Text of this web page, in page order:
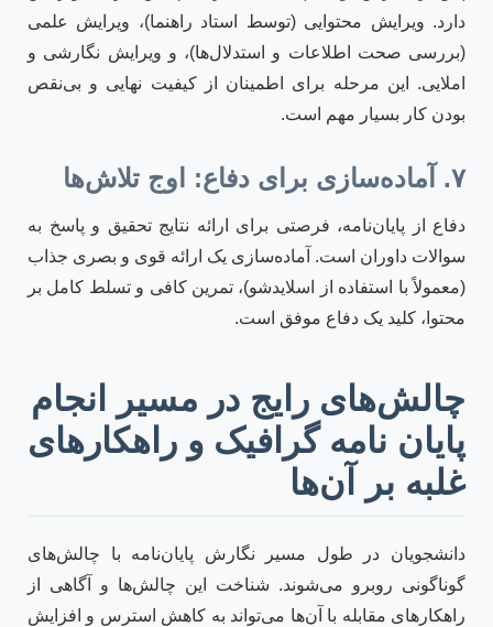
دارد. ویرایش محتوایی (توسط استاد راهنما)، ویرایش علمی
(بررسی صحت اطلاعات و استدلال‌ها)، و ویرایش نگارشی و
املایی. این مرحله برای اطمینان از کیفیت نهایی و بی‌نقص
بودن کار بسیار مهم است.
۷. آماده‌سازی برای دفاع: اوج تلاش‌ها
دفاع از پایان‌نامه، فرصتی برای ارائه نتایج تحقیق و پاسخ به
سوالات داوران است. آماده‌سازی یک ارائه قوی و بصری جذاب
(معمولاً با استفاده از اسلایدشو)، تمرین کافی و تسلط کامل بر
محتوا، کلید یک دفاع موفق است.
چالش‌های رایج در مسیر انجام
پایان نامه گرافیک و راهکارهای
غلبه بر آن‌ها
دانشجویان در طول مسیر نگارش پایان‌نامه با چالش‌های
گوناگونی روبرو می‌شوند. شناخت این چالش‌ها و آگاهی از
راهکارهای مقابله با آن‌ها می‌تواند به کاهش استرس و افزایش